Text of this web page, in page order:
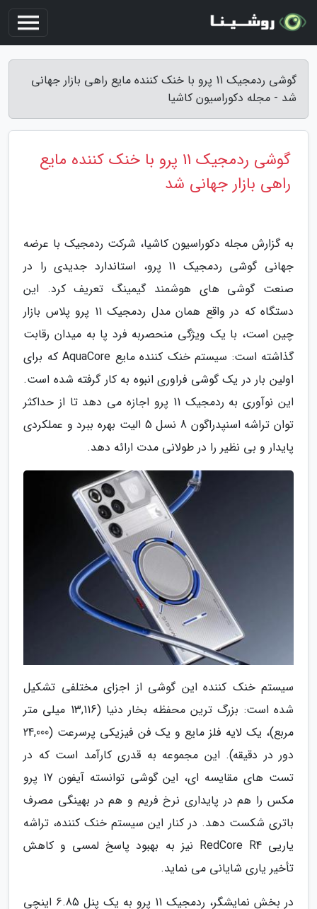
گوشی ردمجیک 11 پرو با خنک کننده مایع راهی بازار جهانی
شد - مجله دکوراسیون کاشیا
گوشی ردمجیک 11 پرو با خنک کننده مایع
راهی بازار جهانی شد
به گزارش مجله دکوراسیون کاشیا، شرکت ردمجیک با عرضه
جهانی گوشی ردمجیک 11 پرو، استاندارد جدیدی را در
صنعت گوشی های هوشمند گیمینگ تعریف کرد. این
دستگاه که در واقع همان مدل ردمجیک 11 پرو پلاس بازار
چین است، با یک ویژگی منحصربه فرد پا به میدان رقابت
گذاشته است: سیستم خنک کننده مایع AquaCore که برای
اولین بار در یک گوشی فراوری انبوه به کار گرفته شده است.
این نوآوری به ردمجیک 11 پرو اجازه می دهد تا از حداکثر
توان تراشه اسنپدراگون 8 نسل 5 الیت بهره ببرد و عملکردی
پایدار و بی نظیر را در طولانی مدت ارائه دهد.
سیستم خنک کننده این گوشی از اجزای مختلفی تشکیل
شده است: بزرگ ترین محفظه بخار دنیا (13,116 میلی متر
مربع)، یک لایه فلز مایع و یک فن فیزیکی پرسرعت (24,000
دور در دقیقه). این مجموعه به قدری کارآمد است که در
تست های مقایسه ای، این گوشی توانسته آیفون 17 پرو
مکس را هم در پایداری نرخ فریم و هم در بهینگی مصرف
باتری شکست دهد. در کنار این سیستم خنک کننده، تراشه
یاریی RedCore R4 نیز به بهبود پاسخ لمسی و کاهش
تأخیر یاری شایانی می نماید.
در بخش نمایشگر، ردمجیک 11 پرو به یک پنل 6.85 اینچی